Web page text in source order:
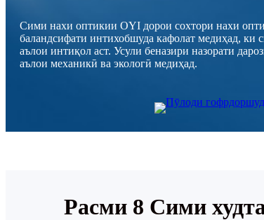
Сими нахи оптикии OYI дорои сохтори нахи
баландсифати интихобшуда кафолат медиҳад, ки
аълои интиқол аст. Усули беназири назорати
аълои механикӣ ва экологӣ медиҳад.
Расми 8 Сими